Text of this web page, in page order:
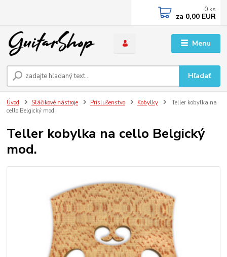
Menu
Hľadať
0 ks
za 0,00 EUR
Úvod Sláčikové nástroje Príslušenstvo Kobylky
Teller kobylka na
cello Belgický mod.
Teller kobylka na cello Belgický
mod.